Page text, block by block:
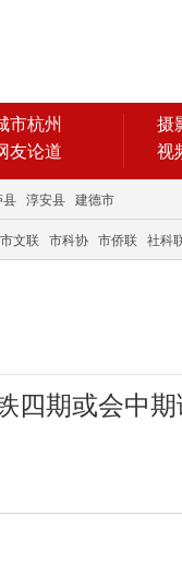
市杭州
友论道
摄
视
县 淳安县 建德市
市文联 市科协 市侨联 社科
四期或会中期